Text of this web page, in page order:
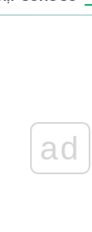
ad